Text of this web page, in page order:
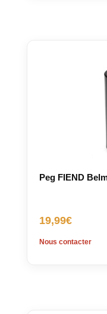
Peg FIEND
19,99€
Nous contacter